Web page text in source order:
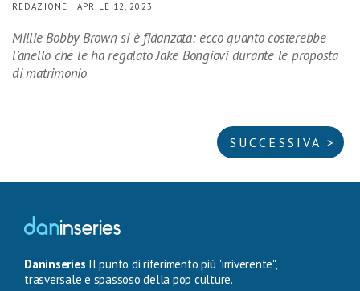
REDAZIONE | APRILE 12, 2023
Millie Bobby Brown si è fidanzata: ecco quanto costerebbe
l’anello che le ha regalato Jake Bongiovi durante le proposta
di matrimonio
SUCCESSIVA >
Daninseries Il punto di riferimento più "irriverente",
trasversale e spassoso della pop culture.